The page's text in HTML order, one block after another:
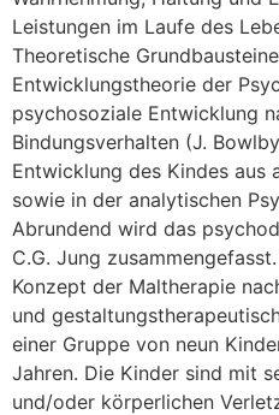
Leistungen im Laufe des
Theoretische
Entwicklungstheorie der
psychosoziale Entwicklung
Bindungsverhalten (J.
Entwicklung des Kindes aus
sowie in der analytischen
Abrundend wird das
C.G. Jung
Konzept der Maltherapie
und
einer Gruppe von neun
Jahren. Die Kinder sind mit
und/oder körperlichen